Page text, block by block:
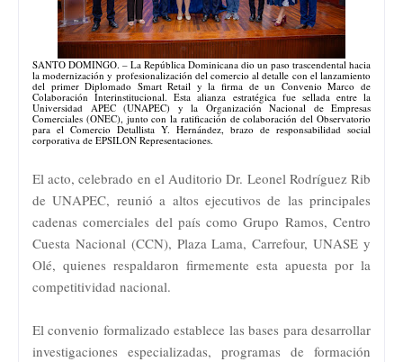
SANTO DOMINGO. – La República Dominicana dio un paso trascendental hacia
la modernización y profesionalización del comercio al detalle con el lanzamiento
del primer Diplomado Smart Retail y la firma de un Convenio Marco de
Colaboración Interinstitucional. Esta alianza estratégica fue sellada entre la
Universidad APEC (UNAPEC) y la Organización Nacional de Empresas
Comerciales (ONEC), junto con la ratificación de colaboración del Observatorio
para el Comercio Detallista Y. Hernández, brazo de responsabilidad social
corporativa de EPSILON Representaciones.
El acto, celebrado en el Auditorio Dr. Leonel Rodríguez Rib
de UNAPEC, reunió a altos ejecutivos de las principales
cadenas comerciales del país como Grupo Ramos, Centro
Cuesta Nacional (CCN), Plaza Lama, Carrefour, UNASE y
Olé, quienes respaldaron firmemente esta apuesta por la
competitividad nacional.
El convenio formalizado establece las bases para desarrollar
investigaciones especializadas, programas de formación